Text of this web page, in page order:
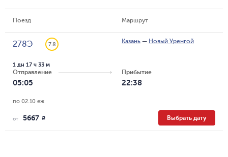
Поезд Маршрут
278Э 7.8 Казань — Новый Уренгой
Отправление
05:05
1 дн 17 ч 33 м
Прибытие
22:38
по 02.10 еж
от 5667 R Выбрать дату